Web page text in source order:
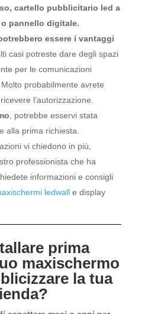
cartello pubblicitario led a
pannello digitale.
essere i vantaggi
casi potreste dare degli spazi
per le comunicazioni
probabilmente avrete
l’autorizzazione.
, potrebbe esservi stata
alla prima richiesta.
vi chiedono in più,
professionista che ha
informazioni e consigli
ledwalle display
prima
maxischermo
la tua